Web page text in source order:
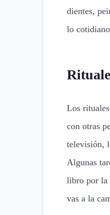
dientes,
lo
Los
con otras
televisión,
Algunas
libro por la
vas a la